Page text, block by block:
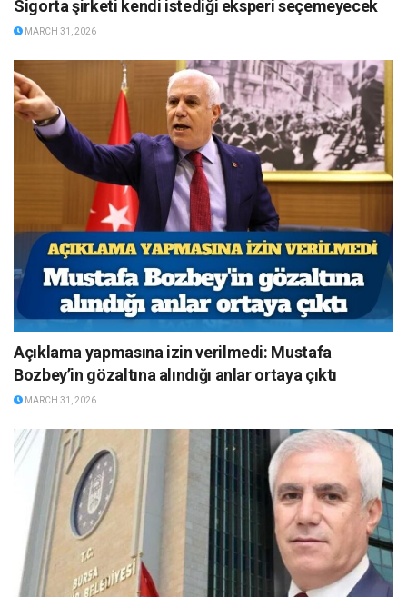
Sigorta şirketi kendi istediği eksperi seçemeyecek
MARCH 31, 2026
Açıklama yapmasına izin verilmedi: Mustafa
Bozbey’in gözaltına alındığı anlar ortaya çıktı
MARCH 31, 2026